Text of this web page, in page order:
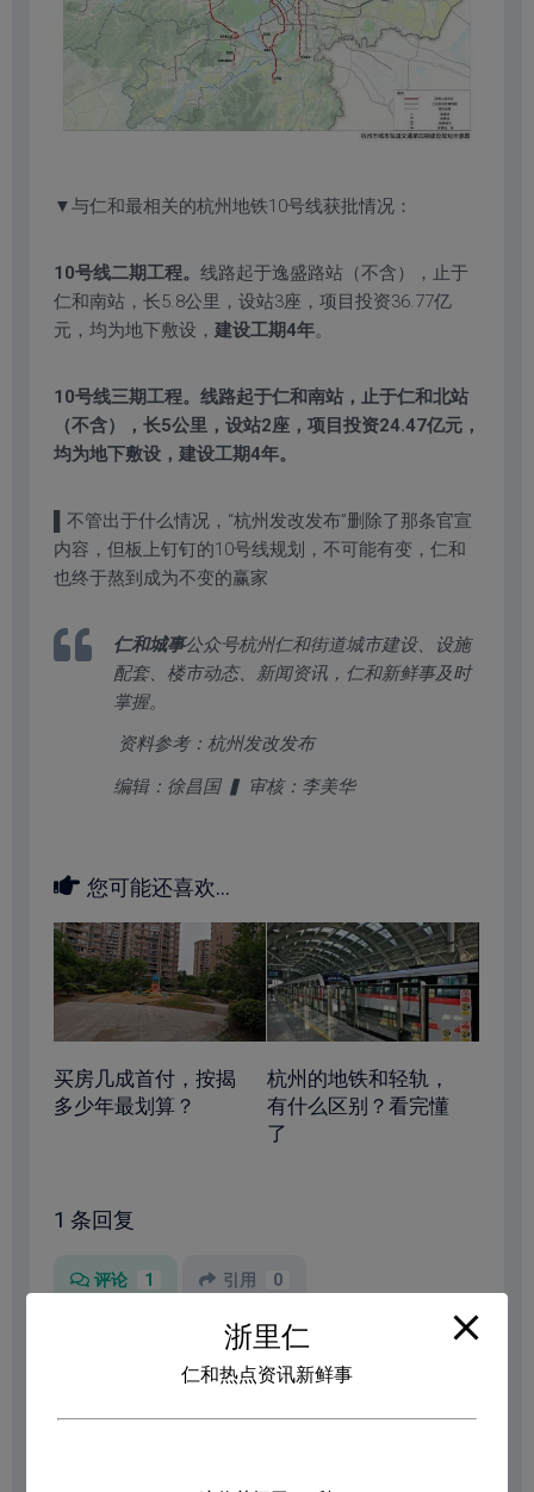
▼与仁和最相关的杭州地铁10号线获批情况：
10号线二期工程。 线路起于逸盛路站（不含），止于
仁和南站，长5.8公里，设站3座，项目投资36.77亿
元，均为地下敷设， 建设工期4年。
10号线三期工程。线路起于仁和南站，止于仁和北站
（不含），长5公里，设站2座，项目投资24.47亿元，
均为地下敷设，建设工期4年。
▌不管出于什么情况，“杭州发改发布”删除了那条官宣
内容，但板上钉钉的10号线规划，不可能有变，仁和
也终于熬到成为不变的赢家
仁和城事公众号杭州仁和街道城市建设、设施
配套、楼市动态、新闻资讯，仁和新鲜事及时
掌握。
‍ 资料参考：杭州发改发布
编辑‍：徐昌国 ▍ 审核‍：李美华
您可能还喜欢...
买房几成首付，按揭
多少年最划算？
杭州的地铁和轻轨，
有什么区别？看完懂
了
1 条回复
评论 1 引用 0
2022年11月15日 下午3:59
我好像看到了塘栖站
登录以回复
浙里仁
仁和热点资讯新鲜事